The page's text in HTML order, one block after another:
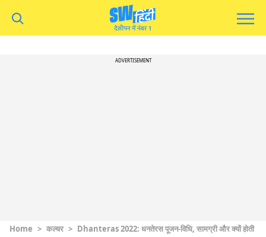
ADVERTISEMENT
Home > कल्चर > Dhanteras 2022: धनतेरस पूजन-विधि, सामग्री और क्यों होती